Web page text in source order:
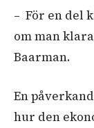
– För en del
om man
Baarman.
En
hur den